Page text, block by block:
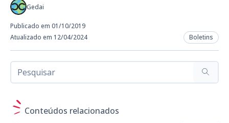
Gedai
Publicado em 01/10/2019
Atualizado em 12/04/2024
Boletins
Conteúdos relacionados